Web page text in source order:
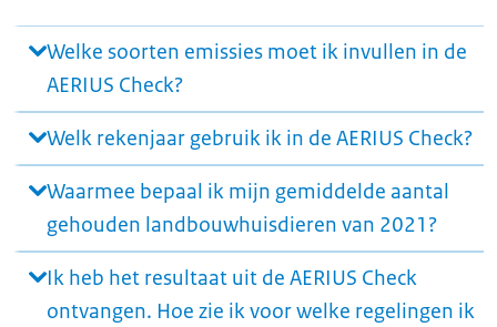
Welke soorten emissies moet ik invullen in de
AERIUS Check?
Welk rekenjaar gebruik ik in de AERIUS Check?
Waarmee bepaal ik mijn gemiddelde aantal
gehouden landbouwhuisdieren van 2021?
Ik heb het resultaat uit de AERIUS Check
ontvangen. Hoe zie ik voor welke regelingen ik